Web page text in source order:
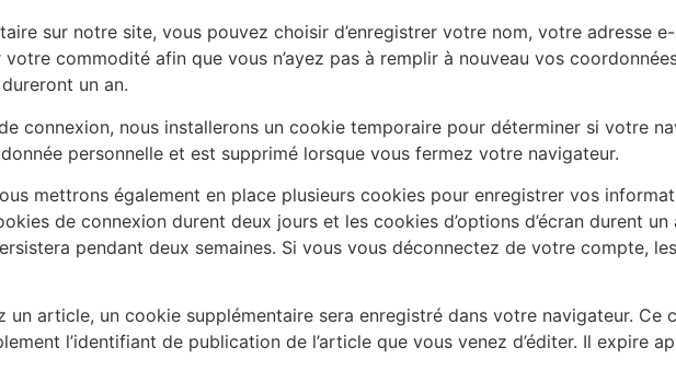
sur notre site, vous pouvez choisir d’enregistrer votre nom, votre adresse
commodité afin que vous n’ayez pas à remplir à nouveau vos
un an.
connexion, nous installerons un cookie temporaire pour déterminer si votre
personnelle et est supprimé lorsque vous fermez votre navigateur.
mettrons également en place plusieurs cookies pour enregistrer vos
de connexion durent deux jours et les cookies d’options d’écran durent
pendant deux semaines. Si vous vous déconnectez de votre compte,
un article, un cookie supplémentaire sera enregistré dans votre navigateur. Ce
l’identifiant de publication de l’article que vous venez d’éditer. Il expire